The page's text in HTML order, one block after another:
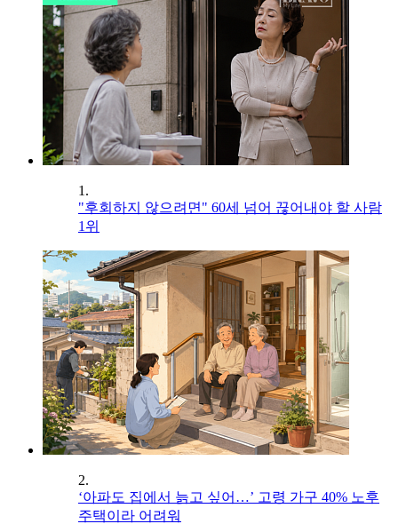
1.
"후회하지 않으려면" 60세 넘어 끊어내야 할 사람
1위
2.
‘아파도 집에서 늙고 싶어…’ 고령 가구 40% 노후
주택이라 어려워